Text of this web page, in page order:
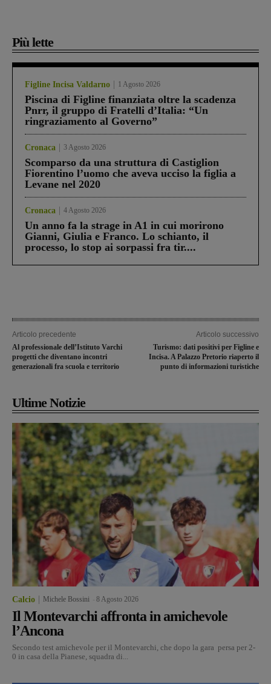
Più lette
Figline Incisa Valdarno 1 Agosto 2026
Piscina di Figline finanziata oltre la scadenza
Pnrr, il gruppo di Fratelli d’Italia: “Un
ringraziamento al Governo”
Cronaca 3 Agosto 2026
Scomparso da una struttura di Castiglion
Fiorentino l’uomo che aveva ucciso la figlia a
Levane nel 2020
Cronaca 4 Agosto 2026
Un anno fa la strage in A1 in cui morirono
Gianni, Giulia e Franco. Lo schianto, il
processo, lo stop ai sorpassi fra tir....
Articolo precedente
Al professionale dell’Istituto Varchi
progetti che diventano incontri
generazionali fra scuola e territorio
Articolo successivo
Turismo: dati positivi per Figline e
Incisa. A Palazzo Pretorio riaperto il
punto di informazioni turistiche
Ultime Notizie
Calcio Michele Bossini 8 Agosto 2026
Il Montevarchi affronta in amichevole
l’Ancona
Secondo test amichevole per il Montevarchi, che dopo la gara persa per 2-
0 in casa della Pianese, squadra di...